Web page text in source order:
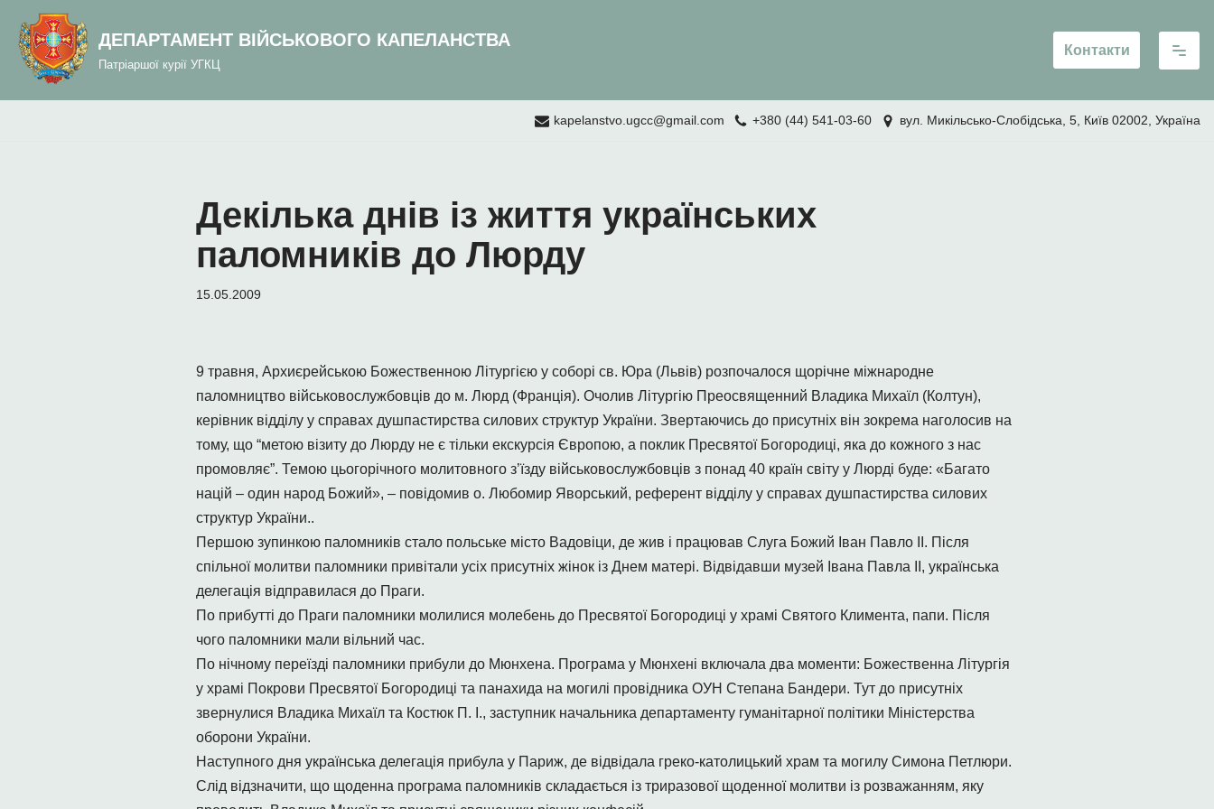
вмісту
Перейти
вмісту
ДЕПАРТАМЕНТ ВІЙСЬКОВОГО КАПЕЛАНСТВА
Патріаршої курії УГКЦ
Контакти
kapelanstvo.ugcc@gmail.com +380 (44) 541-03-60 вул. Микільсько-Слобідська, 5, Київ 02002, Україна
Декілька днів із життя українських
паломників до Люрду
15.05.2009
9 травня, Архиєрейською Божественною Літургією у соборі св. Юра (Львів) розпочалося щорічне міжнародне
паломництво військовослужбовців до м. Люрд (Франція). Очолив Літургію Преосвященний Владика Михаїл (Колтун),
керівник відділу у справах душпастирства силових структур України. Звертаючись до присутніх він зокрема наголосив на
тому, що “метою візиту до Люрду не є тільки екскурсія Європою, а поклик Пресвятої Богородиці, яка до кожного з нас
промовляє”. Темою цьогорічного молитовного з’їзду військовослужбовців з понад 40 країн світу у Люрді буде: «Багато
націй – один народ Божий», – повідомив о. Любомир Яворський, референт відділу у справах душпастирства силових
структур України..
Першою зупинкою паломників стало польське місто Вадовіци, де жив і працював Слуга Божий Іван Павло ІІ. Після
спільної молитви паломники привітали усіх присутніх жінок із Днем матері. Відвідавши музей Івана Павла ІІ, українська
делегація відправилася до Праги.
По прибутті до Праги паломники молилися молебень до Пресвятої Богородиці у храмі Святого Климента, папи. Після
чого паломники мали вільний час.
По нічному переїзді паломники прибули до Мюнхена. Програма у Мюнхені включала два моменти: Божественна Літургія
у храмі Покрови Пресвятої Богородиці та панахида на могилі провідника ОУН Степана Бандери. Тут до присутніх
звернулися Владика Михаїл та Костюк П. І., заступник начальника департаменту гуманітарної політики Міністерства
оборони України.
Наступного дня українська делегація прибула у Париж, де відвідала греко-католицький храм та могилу Симона Петлюри.
Слід відзначити, що щоденна програма паломників складається із триразової щоденної молитви із розважанням, яку